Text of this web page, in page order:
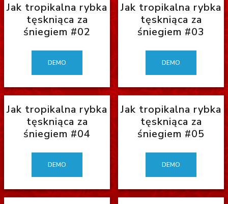
Jak tropikalna rybka
tęskniąca za
śniegiem #02
DEMO
Jak tropikalna rybka
tęskniąca za
śniegiem #03
DEMO
Jak tropikalna rybka
tęskniąca za
śniegiem #04
DEMO
Jak tropikalna rybka
tęskniąca za
śniegiem #05
DEMO